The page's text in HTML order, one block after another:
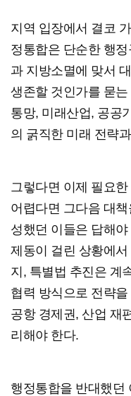
지역 입장에서 결코
정통합은 단순한 행
과 지방소멸에 맞서
생존할 것인가를 묻
통망, 미래산업, 공공
의 굵직한 미래 전략
그렇다면 이제 필요
어렵다면 그다음 대
성했던 이들은 답해
제동이 걸린 상황에
지, 특별법 추진은 계
협력 방식으로 전략
공항 경제권, 산업 재
리해야 한다.
행정통합을 반대했던